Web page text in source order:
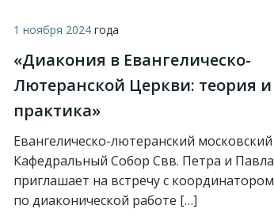
1 ноября 2024 года
«Диакония в Евангелическо-
Лютеранской Церкви: теория и
практика»
Евангелическо-лютеранский московский
Кафедральный Собор Свв. Петра и Павла
приглашает на встречу с координатором
по диаконической работе […]